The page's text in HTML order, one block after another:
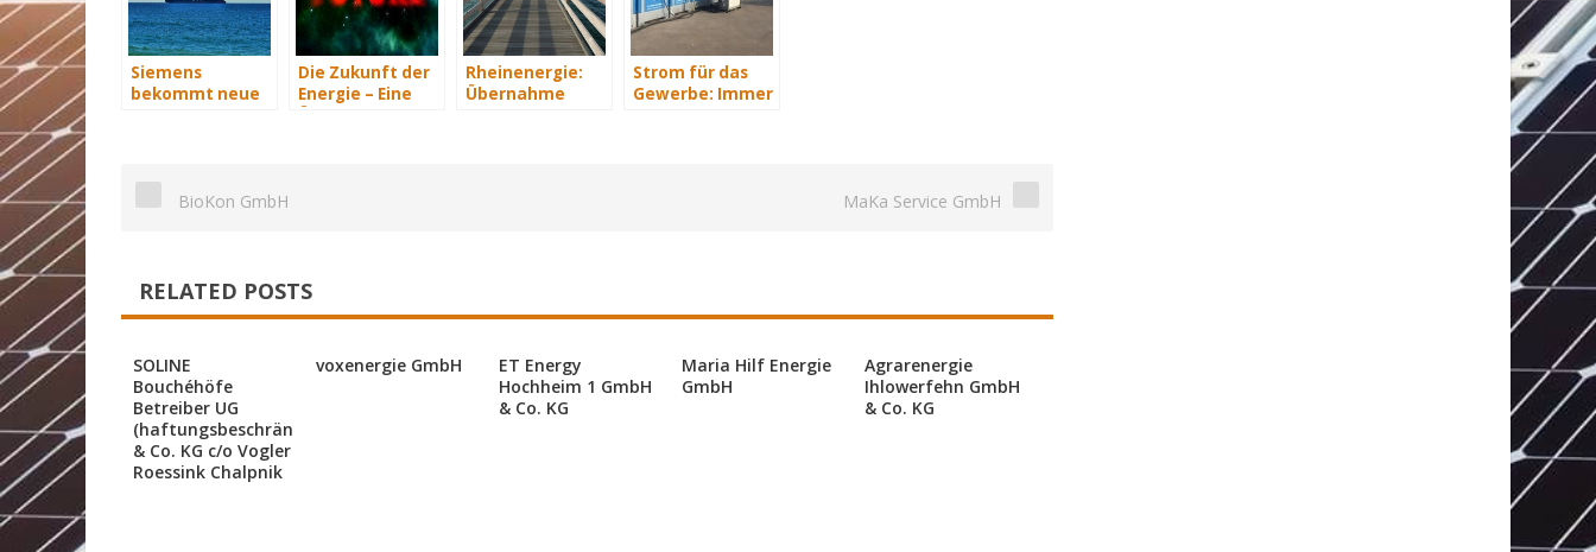
Siemens
bekommt neue
Die Zukunft der
Energie – Eine
Rheinenergie:
Übernahme
Strom für das
Gewerbe: Immer
BioKon GmbH MaKa Service GmbH
RELATED POSTS
SOLINE
Bouchéhöfe
Betreiber UG
(haftungsbeschränkt)
& Co. KG c/o Vogler
Roessink Chalpnik
voxenergie GmbH
ET Energy
Hochheim 1 GmbH
& Co. KG
Maria Hilf Energie
GmbH
Agrarenergie
Ihlowerfehn GmbH
& Co. KG